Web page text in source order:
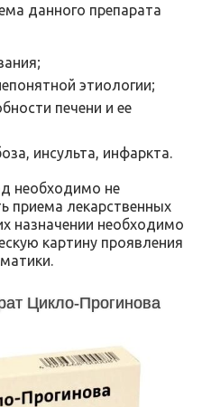
данного препарата
этиологии;
печени и ее
инсульта, инфаркта.
необходимо не
приема лекарственных
назначении необходимо
картину проявления
Цикло-Прогинова